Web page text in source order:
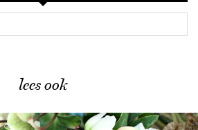
lees ook